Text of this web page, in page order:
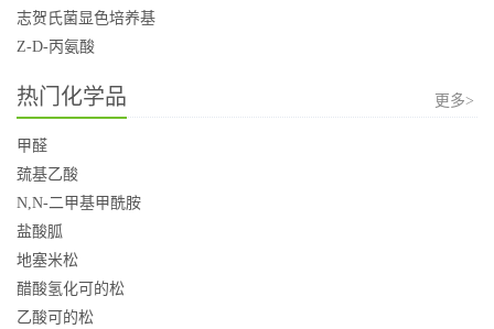
志贺氏菌显色培养基
Z-D-丙氨酸
热门化学品 更多>
甲醛
巯基乙酸
N,N-二甲基甲酰胺
盐酸胍
地塞米松
醋酸氢化可的松
乙酸可的松